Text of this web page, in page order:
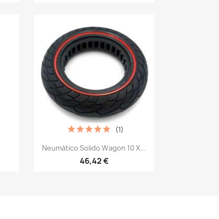
Vista rápida
Neumático Solido Wagon 10 X...
46,42 €
(1)